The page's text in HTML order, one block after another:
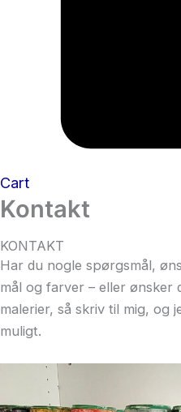
Cart
Kontakt
KONTAKT
Har du nogle spørgsmål,
mål og farver – eller ønsker
malerier, så skriv til mig, og
muligt.